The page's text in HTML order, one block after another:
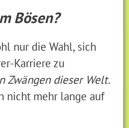
Bösen?
nur die Wahl, sich
Karriere zu
Zwängen dieser Welt.
nicht mehr lange auf